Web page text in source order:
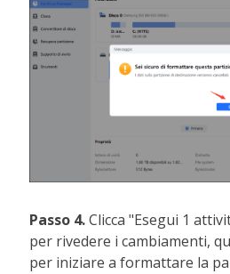
Passo 4.Clicca "Esegui 1
per rivedere i cambiamenti,
per iniziare a formattare la